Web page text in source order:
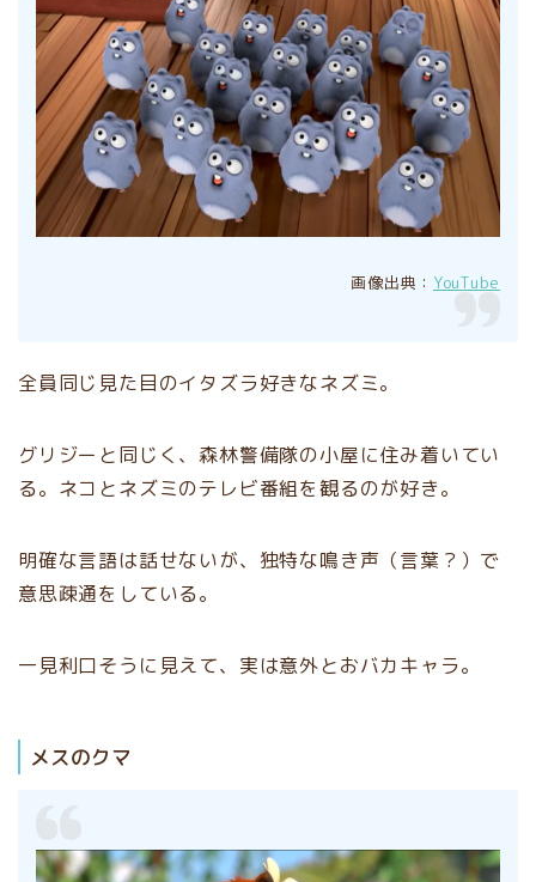
画像出典： YouTube
全員同じ見た目のイタズラ好きなネズミ。
グリジーと同じく、森林警備隊の小屋に住み着いてい
る。ネコとネズミのテレビ番組を観るのが好き。
明確な言語は話せないが、独特な鳴き声（言葉？）で
意思疎通をしている。
一見利口そうに見えて、実は意外とおバカキャラ。
メスのクマ